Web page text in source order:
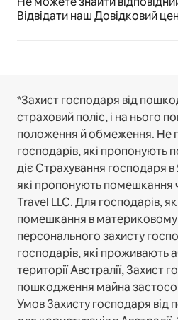
Відвідати наш Довідковий
*Захист господаря від
страховий поліс, і на нього
положення й обмеження. Не
господарів, які пропонують
дієСтрахування господаря в
які пропонують помешкання
Travel LLC.Для господарів,
помешкання в материковому
персонального захисту
господарів, які проживають
території Австралії, Захист
пошкодження майна
Умов Захисту господаря